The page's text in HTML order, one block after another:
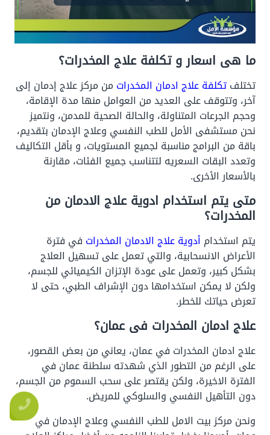
ما هى اسعار و تكلفة علاج المخدرات؟
تختلفتكلفة علاج ادمان المخدراتمن مركز علاج إدمان إلى
آخر، وتتوقف على العديد من العوامل منها مدة الإقامة،
وحجم الجرعات المتناولة، والحالة الصحية للمدمن، ونتميز
نحن مستشفى الأمل للطب النفسي وعلاج الإدمان بتقديم،
باقة من البرامج مناسبة لجميع المستويات، و بأقل التكاليف
وتعدد البقات السعريه لتتناسب جميع الفئات، مقارنة
بالأسعار الأخرى.
متى يتم استخدام ادوية علاج الادمان من
المخدرات؟
يتم استخدام أدوية علاج الادمان المخدرات في فترة
الأعراض الانسحابية، والتي تعمل على تسهيل العلاج
بشكل كبير، وتعمل على عودة الإتزان الكيميائي للجسم،
ولكن لا يمكن استخدامها دون الإشراف الطبي، حتى لا
تعرض حياتك للخطر.
علاج ادمان المخدرات فى عمان؟
علاج ادمان المخدرات في عمان، يعاني من بعض القصور،
على الرغم من التطور الذي شهدته سلطنة عمان في
الفترة الاخيرة، ولكن يقتصر على سحب السموم من الجسم،
دون التأهيل النفسي والسلوكي للمريض.
ونحن مركز بيت الامل للطب النفسي وعلاج الإدمان في